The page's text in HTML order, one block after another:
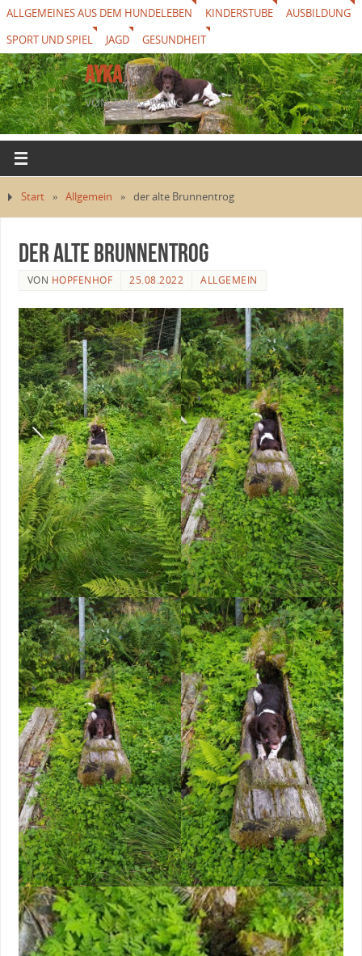
ALLGEMEINES AUS DEM HUNDELEBEN KINDERSTUBE
AUSBILDUNG
SPORT UND SPIEL
JAGD GESUNDHEIT
AYKA
VON THUREWANG
Start » Allgemein » der alte Brunnentrog
der alte Brunnentrog
VON HOPFENHOF 25.08.2022 ALLGEMEIN